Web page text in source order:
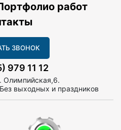
работ
ЗВОНОК
979 11 12
Олимпийская,6.
выходных и праздников